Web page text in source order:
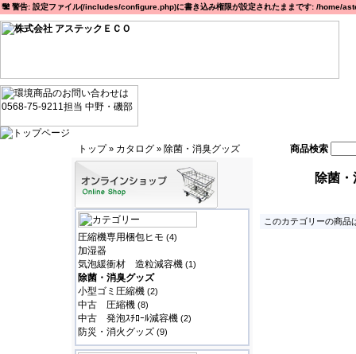
警告: 設定ファイル(/includes/configure.php)に書き込み権限が設定されたままです: /
トップ» カタログ » 除菌・消臭グッズ 商品検索
圧縮機専用梱包ヒモ (4)
加湿器
気泡緩衝材 造粒減容機 (1)
除菌・消臭グッズ
小型ゴミ圧縮機 (2)
中古 圧縮機 (8)
中古 発泡ｽﾁﾛｰﾙ減容機 (2)
防災・消火グッズ (9)
除菌
このカテゴリーの商品